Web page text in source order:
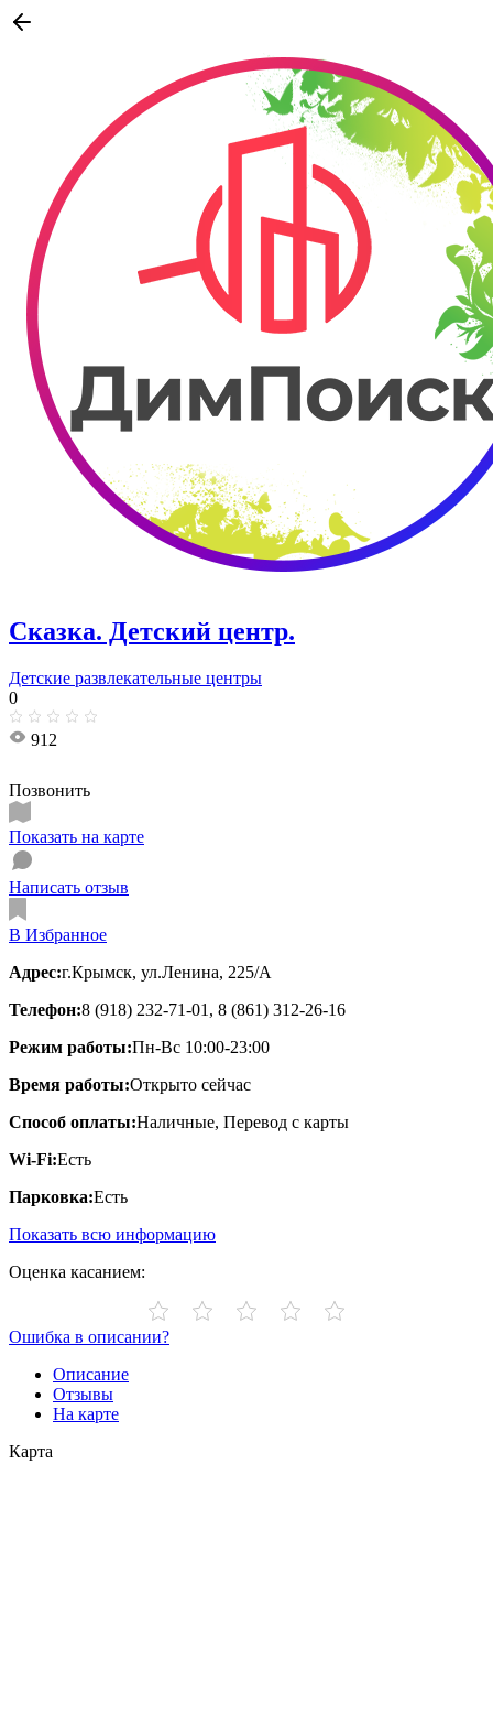
Сказка. Детский центр.
Детские развлекательные центры
0
912
Позвонить
Показать на карте
Написать отзыв
В Избранное
Адрес:г.Крымск, ул.Ленина, 225/А
Телефон:8 (918) 232-71-01, 8 (861) 312-26-16
Режим работы:Пн-Вс 10:00-23:00
Время работы:Открыто сейчас
Способ оплаты:Наличные, Перевод с карты
Wi-Fi:Есть
Парковка:Есть
Показать всю информацию
Оценка касанием:
Ошибка в описании?
Описание
Отзывы
На карте
Карта